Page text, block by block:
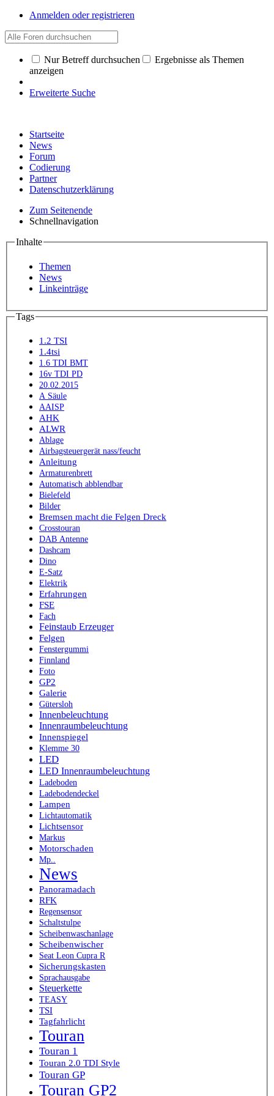
Anmelden oder registrieren
Nur Betreff durchsuchen
Ergebnisse als Themen
anzeigen
Erweiterte Suche
Startseite
News
Forum
Codierung
Partner
Datenschutzerklärung
Zum Seitenende
Schnellnavigation
Inhalte
Themen
News
Linkeinträge
Tags
1.2 TSI
1.4tsi
1.6 TDI BMT
16v TDI PD
20.02.2015
A Säule
AAISP
AHK
ALWR
Ablage
Airbagsteuergerät nass/feucht
Anleitung
Armaturenbrett
Automatisch abblendbar
Bielefeld
Bilder
Bremsen macht die Felgen Dreck
Crosstouran
DAB Antenne
Dashcam
Dino
E-Satz
Elektrik
Erfahrungen
FSE
Fach
Feinstaub Erzeuger
Felgen
Fenstergummi
Finnland
Foto
GP2
Galerie
Gütersloh
Innenbeleuchtung
Innenraumbeleuchtung
Innenspiegel
Klemme 30
LED
LED Innenraumbeleuchtung
Ladeboden
Ladebodendeckel
Lampen
Lichtautomatik
Lichtsensor
Markus
Motorschaden
Mp..
News
Panoramadach
RFK
Regensensor
Schaltstulpe
Scheibenwaschanlage
Scheibenwischer
Seat Leon Cupra R
Sicherungskasten
Sprachausgabe
Steuerkette
TEASY
TSI
Tagfahrlicht
Touran
Touran 1
Touran 2.0 TDI Style
Touran GP
Touran GP2